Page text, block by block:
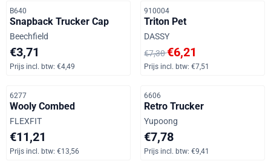
Artikelnummer
B640
Snapback Trucker Cap
Merk:
Beechfield
Prijs: 3,71, inclusief btw: 4,49
€3,71
Prijs incl. btw: €4,49
Artikelnummer
910004
Triton Pet
Merk:
DASSY
Van 7,30 voor 6,21, inclusief
€7,30€6,21
Prijs incl. btw: €7,51
Artikelnummer
6277
Wooly Combed
Merk:
FLEXFIT
Prijs: 11,21, inclusief btw: 13,56
€11,21
Prijs incl. btw: €13,56
Artikelnummer
6606
Retro Trucker
Merk:
Yupoong
Prijs: 7,78, inclusief btw: 9,41
€7,78
Prijs incl. btw: €9,41